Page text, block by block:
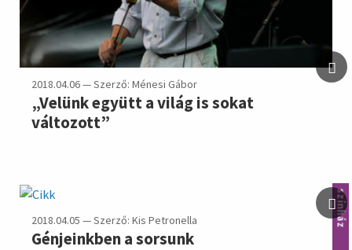
2018.04.06 — Szerző: Ménesi Gábor
„Velünk együtt a világ is sokat
változott”
színház
2018.04.05 — Szerző: Kis Petronella
Génjeinkben a sorsunk